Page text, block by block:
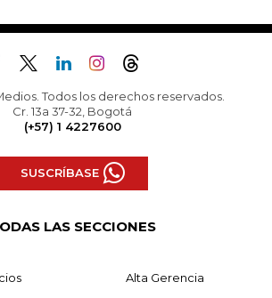
Todos los derechos reservados.
Cr. 13a 37-32, Bogotá
(+57) 1 4227600
SUSCRÍBASE
LAS SECCIONES
Alta Gerencia